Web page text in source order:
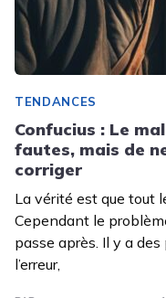
TENDANCES
Confucius : Le
fautes, mais de
corriger
La vérité est que tout
Cependant le
passe après. Il y a
l’erreur,